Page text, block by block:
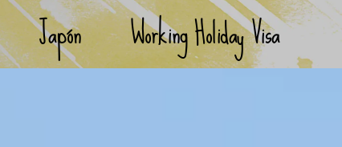
Japón Working Holiday Visa